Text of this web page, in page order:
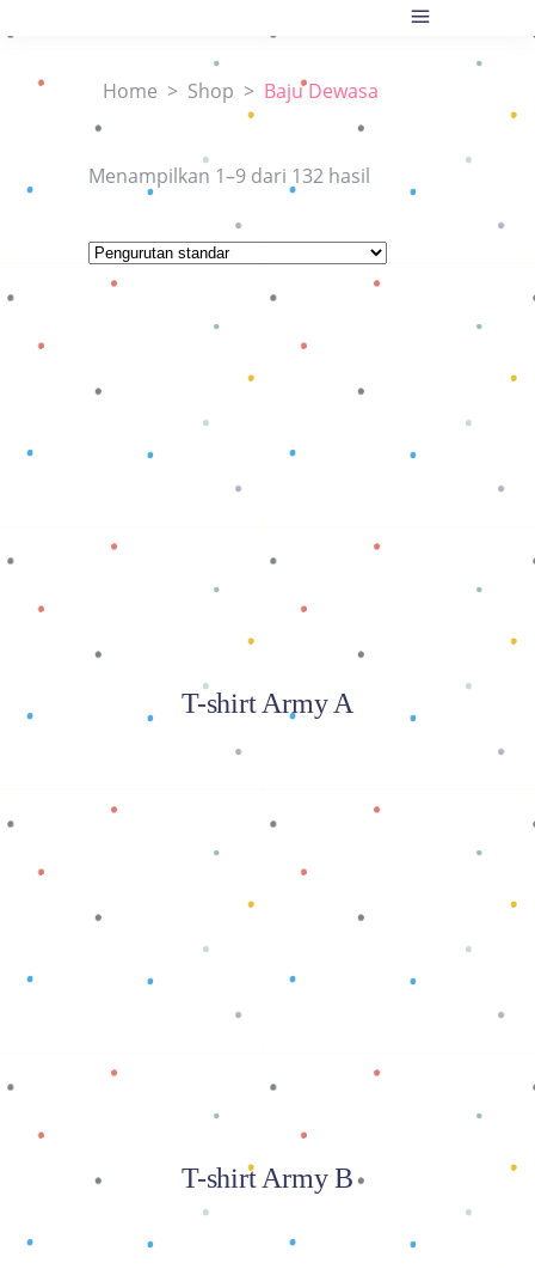
Home > Shop > Baju Dewasa
Menampilkan 1–9 dari 132 hasil
Baca selengkapnya
T-shirt Army A
Baca selengkapnya
T-shirt Army B